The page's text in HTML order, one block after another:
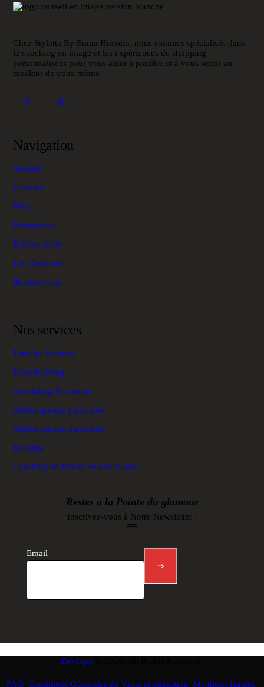
Chez Styletta By Emna Hussein, nous sommes spécialisés dans
le coaching en image et les expériences de shopping
personnalisées pour vous aider à paraître et à vous sentir au
meilleur de vous-même.
Navigation
Accueil
E-books
Blog
Formations
Écrivez-nous
Les Coulisses
Rendez-vous
Nos services
Tous les Services
TeamBuilding
Consulting Corporate
Atelier groupe particulier
Atelier groupe partenaire
En ligne
Coaching en Image en one to one
Restez à la Pointe du glamour
Inscrivez-vous à Notre Newsletter !
footer
Email
⇒
Devlopy© 2026. All Rights Reserved.
FAQ Conditions Générales de Vente et utilisation Mentions légales